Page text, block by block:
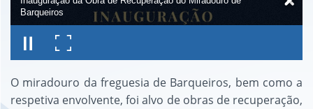
Barqueiros
O miradouro da freguesia de Barqueiros, bem como a
respetiva envolvente, foi alvo de obras de recuperação,